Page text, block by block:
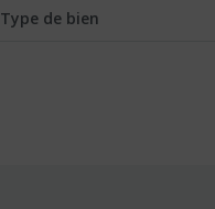
Type de bien